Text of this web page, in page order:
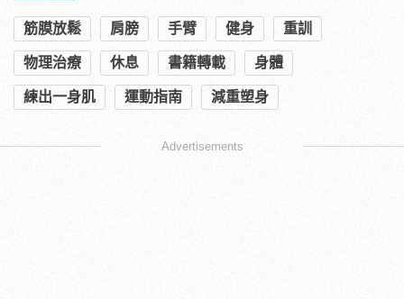
筋膜放鬆 肩膀 手臂 健身 重訓
物理治療 休息 書籍轉載 身體
練出一身肌 運動指南 減重塑身
Advertisements